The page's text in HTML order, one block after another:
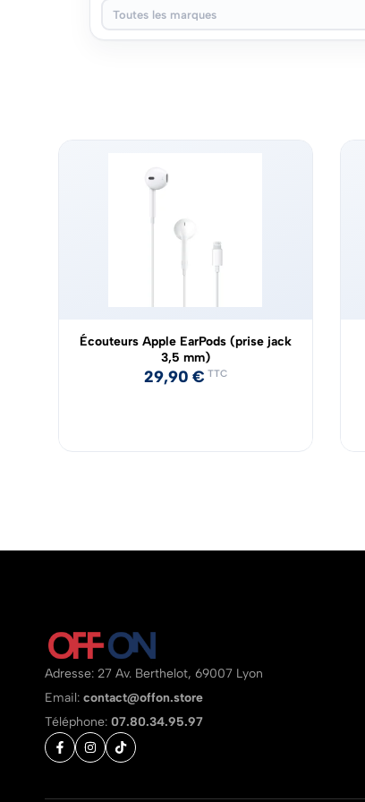
Toutes les marques
Écouteurs Apple EarPods (prise jack
3,5 mm)
29,90€ TTC
Adresse: 27 Av. Berthelot, 69007 Lyon
Email: contact@offon.store
Téléphone: 07.80.34.95.97